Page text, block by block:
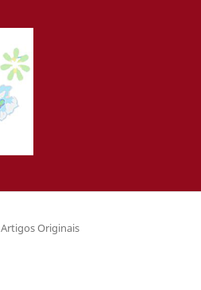
Artigos Originais